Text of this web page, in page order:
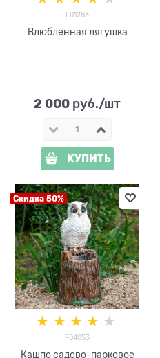
F01283
Влюбленная лягушка
2 000 руб./шт
КУПИТЬ
Скидка 50%
F04053
Кашпо садово-парковое